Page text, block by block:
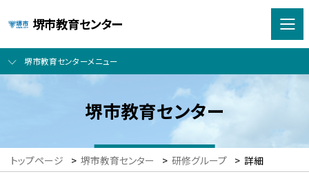
堺市教育センター
堺市教育センターメニュー
堺市教育センター
トップページ > 堺市教育センター > 研修グループ > 詳細